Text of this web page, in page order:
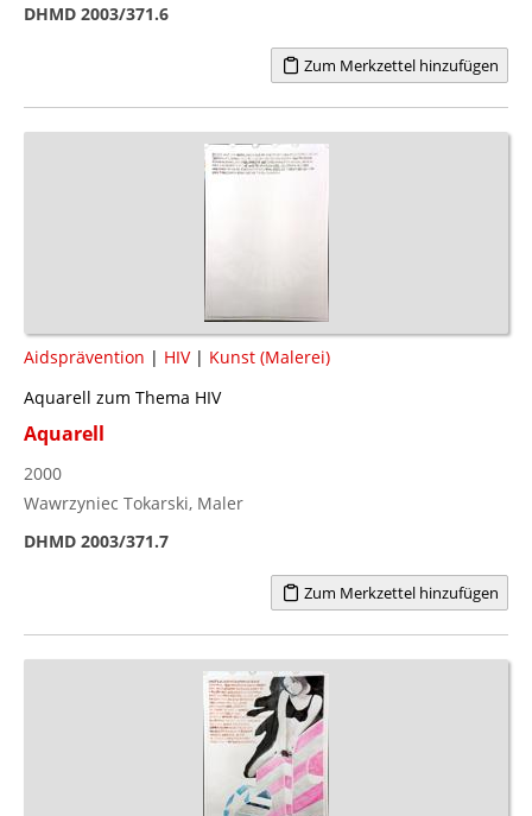
DHMD 2003/371.6
Zum Merkzettel hinzufügen
Aidsprävention | HIV| Kunst (Malerei)
Aquarell zum Thema HIV
Aquarell
2000
Wawrzyniec Tokarski, Maler
DHMD 2003/371.7
Zum Merkzettel hinzufügen